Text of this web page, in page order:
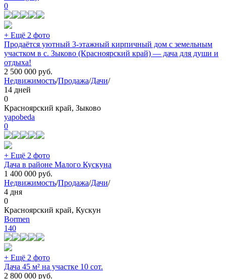
0
+ Ещё 2 фото
Продаётся уютный 3-этажный кирпичный дом с земельным
участком в с. Зыково (Красноярский край) — дача для души и
отдыха!
2 500 000 руб.
Недвижимость/Продажа/Дачи/
14 дней
0
Красноярский край, Зыково
yapobeda
0
+ Ещё 2 фото
Дача в районе Малого Кускуна
1 400 000 руб.
Недвижимость/Продажа/Дачи/
4 дня
0
Красноярский край, Кускун
Bormen
140
+ Ещё 2 фото
Дача 45 м² на участке 10 сот.
2 800 000 руб.